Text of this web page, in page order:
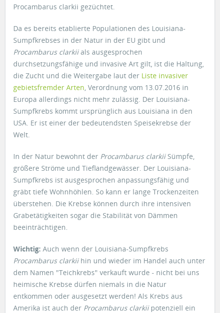
Procambarus clarkii gezüchtet.
Da es bereits etablierte Populationen des Louisiana-
Sumpfkrebses in der Natur in der EU gibt und
Procambarus clarkiials ausgesprochen
durchsetzungsfähige und invasive Art gilt, ist die Haltung,
die Zucht und die Weitergabe laut der Liste invasiver
gebietsfremder Arten , Verordnung vom 13.07.2016 in
Europa allerdings nicht mehr zulässig. Der Louisiana-
Sumpfkrebs kommt ursprünglich aus Louisiana in den
USA. Er ist einer der bedeutendsten Speisekrebse der
Welt.
In der Natur bewohnt der Procambarus clarkiiSümpfe,
größere Ströme und Tieflandgewässer. Der Louisiana-
Sumpfkrebs ist ausgesprochen anpassungsfähig und
gräbt tiefe Wohnhöhlen. So kann er lange Trockenzeiten
überstehen. Die Krebse können durch ihre intensiven
Grabetätigkeiten sogar die Stabilität von Dämmen
beeinträchtigen.
Wichtig: Auch wenn der Louisiana-Sumpfkrebs
Procambarus clarkiihin und wieder im Handel auch unter
dem Namen "Teichkrebs" verkauft wurde - nicht bei uns
heimische Krebse dürfen niemals in die Natur
entkommen oder ausgesetzt werden! Als Krebs aus
Amerika ist auch der Procambarus clarkiipotenziell ein